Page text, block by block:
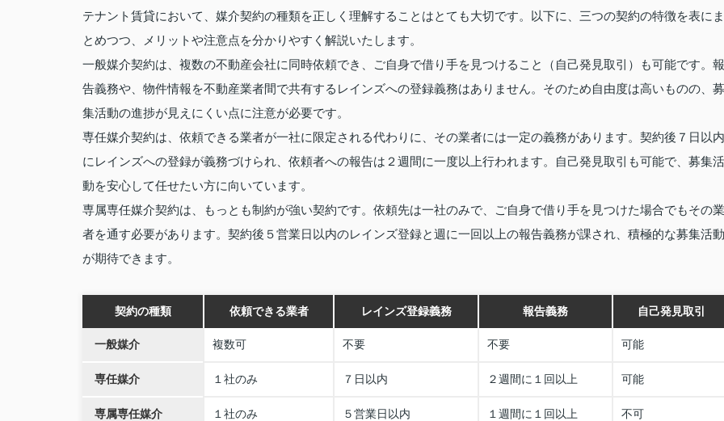
テナント賃貸において、媒介契約の種類を正しく理解することはとても大切です。以下に、三つの契約の特徴を表にま
とめつつ、メリットや注意点を分かりやすく解説いたします。
一般媒介契約は、複数の不動産会社に同時依頼でき、ご自身で借り手を見つけること（自己発見取引）も可能です。報
告義務や、物件情報を不動産業者間で共有するレインズへの登録義務はありません。そのため自由度は高いものの、募
集活動の進捗が見えにくい点に注意が必要です。
専任媒介契約は、依頼できる業者が一社に限定される代わりに、その業者には一定の義務があります。契約後７日以内
にレインズへの登録が義務づけられ、依頼者への報告は２週間に一度以上行われます。自己発見取引も可能で、募集活
動を安心して任せたい方に向いています。
専属専任媒介契約は、もっとも制約が強い契約です。依頼先は一社のみで、ご自身で借り手を見つけた場合でもその業
者を通す必要があります。契約後５営業日以内のレインズ登録と週に一回以上の報告義務が課され、積極的な募集活動
が期待できます。
契約の種類 依頼できる業者 レインズ登録義務 報告義務 自己発見取引
一般媒介 複数可 不要 不要 可能
専任媒介 １社のみ ７日以内 ２週間に１回以上 可能
専属専任媒介 １社のみ ５営業日以内 １週間に１回以上 不可